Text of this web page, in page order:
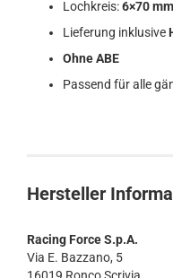
Lochkreis:6×70 mm
Lieferung inklusive
Ohne ABE
Passend für alle
Hersteller
Racing Force S.p.A.
Via E. Bazzano, 5